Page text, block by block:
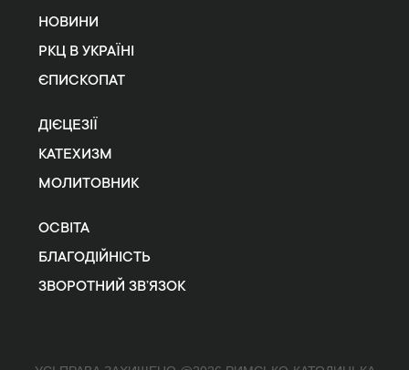
НОВИНИ
РКЦ В УКРАЇНІ
ЄПИСКОПАТ
ДІЄЦЕЗІЇ
КАТЕХИЗМ
МОЛИТОВНИК
ОСВІТА
БЛАГОДІЙНІСТЬ
ЗВОРОТНИЙ ЗВ’ЯЗОК